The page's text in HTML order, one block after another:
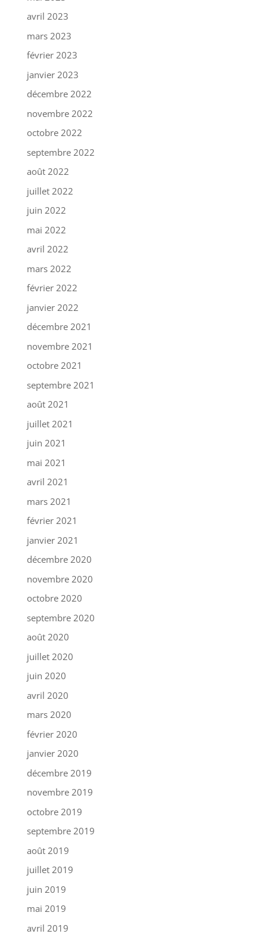
avril 2023
mars 2023
février 2023
janvier 2023
décembre 2022
novembre 2022
octobre 2022
septembre 2022
août 2022
juillet 2022
juin 2022
mai 2022
avril 2022
mars 2022
février 2022
janvier 2022
décembre 2021
novembre 2021
octobre 2021
septembre 2021
août 2021
juillet 2021
juin 2021
mai 2021
avril 2021
mars 2021
février 2021
janvier 2021
décembre 2020
novembre 2020
octobre 2020
septembre 2020
août 2020
juillet 2020
juin 2020
avril 2020
mars 2020
février 2020
janvier 2020
décembre 2019
novembre 2019
octobre 2019
septembre 2019
août 2019
juillet 2019
juin 2019
mai 2019
avril 2019